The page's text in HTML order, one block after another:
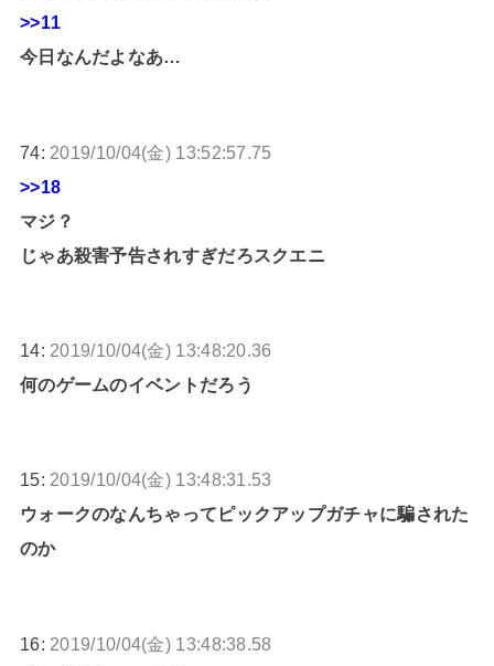
>>11
今日なんだよなあ…
74: 2019/10/04(金) 13:52:57.75
>>18
マジ？
じゃあ殺害予告されすぎだろスクエニ
14: 2019/10/04(金) 13:48:20.36
何のゲームのイベントだろう
15: 2019/10/04(金) 13:48:31.53
ウォークのなんちゃってピックアップガチャに騙された
のか
16: 2019/10/04(金) 13:48:38.58